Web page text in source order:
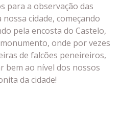
para a observação das
cidade, começando
pela encosta do Castelo,
onde por vezes
de falcões peneireiros,
bem ao nível dos nossos
da cidade!